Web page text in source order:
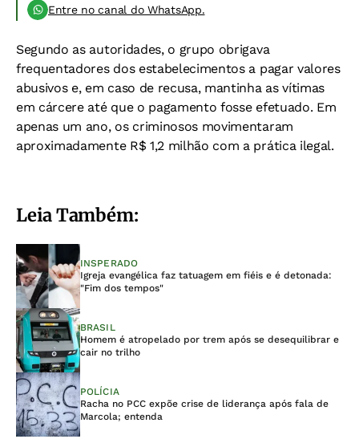
Entre no canal do WhatsApp.
Segundo as autoridades, o grupo obrigava
frequentadores dos estabelecimentos a pagar valores
abusivos e, em caso de recusa, mantinha as vítimas
em cárcere até que o pagamento fosse efetuado. Em
apenas um ano, os criminosos movimentaram
aproximadamente R$ 1,2 milhão com a prática ilegal.
Leia Também:
INSPERADO
Igreja evangélica faz tatuagem em fiéis e é detonada:
"Fim dos tempos"
BRASIL
Homem é atropelado por trem após se desequilibrar e
cair no trilho
POLÍCIA
Racha no PCC expõe crise de liderança após fala de
Marcola; entenda